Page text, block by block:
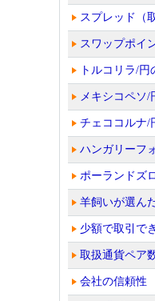
スプレッド（
スワップポイ
トルコリラ/
メキシコペソ/
チェココルナ/
ハンガリーフ
ポーランドズ
羊飼いが選ん
少額で取引で
取扱通貨ペア
会社の信頼性